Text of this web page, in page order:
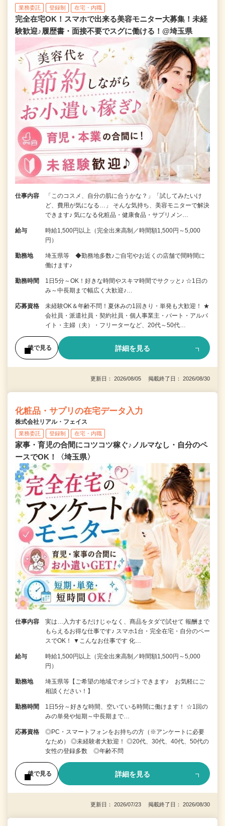
業務委託 登録制 在宅・内職
完全在宅OK！スマホで出来る美容モニター大募集！未経
験歓迎♪履歴書・面接不要でスグに働ける！@埼玉県
仕事内容
「このコスメ、自分の肌に合うかな？」「試してみたいけ
ど、費用が気になる…」 そんな気持ち、美容モニターで解決
できます♪ 気になる化粧品・健康食品・サプリメン…
給与
時給1,500円以上（完全出来高制／時間額1,500円～5,000
円）
勤務地
埼玉県等 ◆勤務地多数♪ご自宅やお近くの店舗で間時間に
働けます♪
勤務時間
1日5分～OK！好きな時間やスキマ時間でサクッと♪ ☆1日の
み～中長期まで幅広く大歓迎♪…
応募資格
未経験OK＆年齢不問！夏休みの1回きり・単発も大歓迎！ ★
会社員・派遣社員・契約社員・個人事業主・パート・アルバ
イト・主婦（夫）・フリーターなど、20代～50代…
後で見る 詳細を見る
更新日： 2026/08/05 掲載終了日： 2026/08/30
化粧品・サプリの在宅データ入力
株式会社リアル・フェイス
業務委託 登録制 在宅・内職
家事・育児の合間にコツコツ稼ぐ♪ノルマなし・自分のペ
ースでOK！〈埼玉県〉
仕事内容
実は…入力するだけじゃなく、商品をタダで試せて 報酬まで
もらえるお得な仕事です♪ スマホ1台・完全在宅・自分のペー
スでOK！ ▼こんなお仕事です 化…
給与
時給1,500円以上（完全出来高制／時間額1,500円～5,000
円）
勤務地
埼玉県等【ご希望の地域でオシゴトできます♪ お気軽にご
相談ください！】
勤務時間
1日5分～好きな時間、空いている時間に働けます！ ☆1回の
みの単発や短期～中長期まで…
応募資格
◎PC・スマートフォンをお持ちの方（※アンケートに必要
なため） ◎未経験者大歓迎！ ◎20代、30代、40代、50代の
女性の登録多数 ◎年齢不問
後で見る 詳細を見る
更新日： 2026/07/23 掲載終了日： 2026/08/30